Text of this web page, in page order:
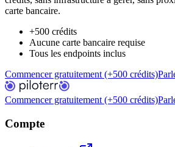
carte bancaire.
+500 crédits
Aucune carte bancaire requise
Tous les endpoints inclus
Commencer gratuitement (+500 crédits)
Commencer gratuitement (+500 crédits)
Compte